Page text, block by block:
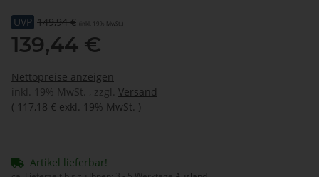
UVP 149,94 € (inkl. 19% MwSt.)
139,44 €
Nettopreise anzeigen
inkl. 19% MwSt. , zzgl. Versand
( 117,18 € exkl. 19% MwSt. )
Artikel lieferbar!